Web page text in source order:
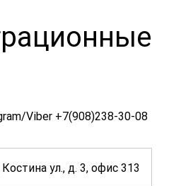
Viber +7(908)238-30-08
ул., д. 3, офис 313